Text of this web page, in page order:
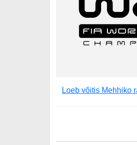
Loeb võitis Mehhiko